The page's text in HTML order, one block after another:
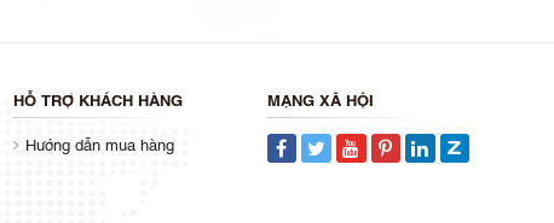
HỖ TRỢ KHÁCH HÀNG
Hướng dẫn mua hàng
MẠNG XÃ HỘI